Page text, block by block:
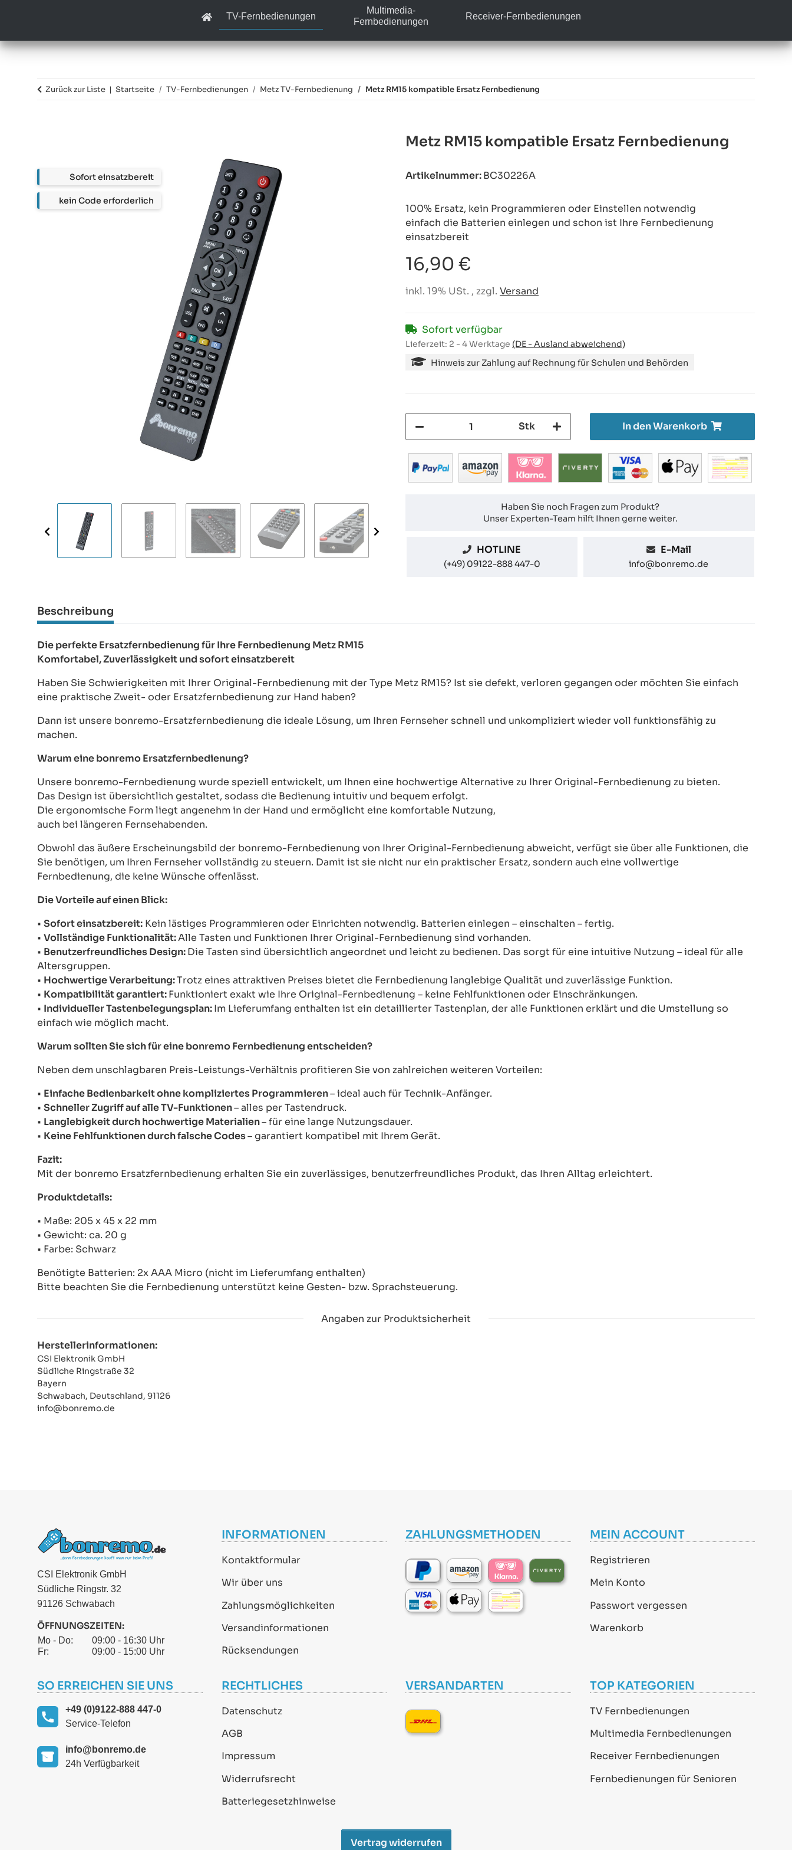
TV-Fernbedienungen
Multimedia-
Fernbedienungen
Receiver-Fernbedienungen
Zurück zur Liste Startseite TV-Fernbedienungen Metz TV-Fernbedienung Metz RM15 kompatible Ersatz Fernbedienung
Metz RM15 kompatible Ersatz Fernbedienung
Artikelnummer:BC30226A
100% Ersatz, kein Programmieren oder Einstellen notwendig
einfach die Batterien einlegen und schon ist Ihre Fernbedienung
einsatzbereit
16,90 €
inkl. 19% USt. , zzgl. Versand
Sofort verfügbar
Lieferzeit: 2 - 4 Werktage (DE - Ausland abweichend)
Hinweis zur Zahlung auf Rechnung für Schulen und Behörden
Stk In den Warenkorb
Haben Sie noch Fragen zum Produkt?
Unser Experten-Team hilft Ihnen gerne weiter.
HOTLINE
(+49) 09122-888 447-0
E-Mail
info@bonremo.de
Beschreibung
Die perfekte Ersatzfernbedienung für Ihre Fernbedienung Metz RM15
Komfortabel, Zuverlässigkeit und sofort einsatzbereit
Haben Sie Schwierigkeiten mit Ihrer Original-Fernbedienung mit der Type Metz RM15? Ist sie defekt, verloren gegangen oder möchten Sie einfach
eine praktische Zweit- oder Ersatzfernbedienung zur Hand haben?
Dann ist unsere bonremo-Ersatzfernbedienung die ideale Lösung, um Ihren Fernseher schnell und unkompliziert wieder voll funktionsfähig zu
machen.
Warum eine bonremo Ersatzfernbedienung?
Unsere bonremo-Fernbedienung wurde speziell entwickelt, um Ihnen eine hochwertige Alternative zu Ihrer Original-Fernbedienung zu bieten.
Das Design ist übersichtlich gestaltet, sodass die Bedienung intuitiv und bequem erfolgt.
Die ergonomische Form liegt angenehm in der Hand und ermöglicht eine komfortable Nutzung,
auch bei längeren Fernsehabenden.
Obwohl das äußere Erscheinungsbild der bonremo-Fernbedienung von Ihrer Original-Fernbedienung abweicht, verfügt sie über alle Funktionen, die
Sie benötigen, um Ihren Fernseher vollständig zu steuern. Damit ist sie nicht nur ein praktischer Ersatz, sondern auch eine vollwertige
Fernbedienung, die keine Wünsche offenlässt.
Die Vorteile auf einen Blick:
• Sofort einsatzbereit: Kein lästiges Programmieren oder Einrichten notwendig. Batterien einlegen – einschalten – fertig.
• Vollständige Funktionalität:Alle Tasten und Funktionen Ihrer Original-Fernbedienung sind vorhanden.
• Benutzerfreundliches Design:Die Tasten sind übersichtlich angeordnet und leicht zu bedienen. Das sorgt für eine intuitive Nutzung – ideal für alle
Altersgruppen.
• Hochwertige Verarbeitung:Trotz eines attraktiven Preises bietet die Fernbedienung langlebige Qualität und zuverlässige Funktion.
• Kompatibilität garantiert:Funktioniert exakt wie Ihre Original-Fernbedienung – keine Fehlfunktionen oder Einschränkungen.
• Individueller Tastenbelegungsplan:Im Lieferumfang enthalten ist ein detaillierter Tastenplan, der alle Funktionen erklärt und die Umstellung so
einfach wie möglich macht.
Warum sollten Sie sich für eine bonremo Fernbedienung entscheiden?
Neben dem unschlagbaren Preis-Leistungs-Verhältnis profitieren Sie von zahlreichen weiteren Vorteilen:
• Einfache Bedienbarkeit ohne kompliziertes Programmieren– ideal auch für Technik-Anfänger.
• Schneller Zugriff auf alle TV-Funktionen– alles per Tastendruck.
• Langlebigkeit durch hochwertige Materialien– für eine lange Nutzungsdauer.
• Keine Fehlfunktionen durch falsche Codes– garantiert kompatibel mit Ihrem Gerät.
Fazit:
Mit der bonremo Ersatzfernbedienung erhalten Sie ein zuverlässiges, benutzerfreundliches Produkt, das Ihren Alltag erleichtert.
Produktdetails:
• Maße: 205 x 45 x 22 mm
• Gewicht: ca. 20 g
• Farbe: Schwarz
Benötigte Batterien: 2x AAA Micro (nicht im Lieferumfang enthalten)
Bitte beachten Sie die Fernbedienung unterstützt keine Gesten- bzw. Sprachsteuerung.
Angaben zur Produktsicherheit
Herstellerinformationen:
CSI Elektronik GmbH
Südliche Ringstraße 32
Bayern
Schwabach, Deutschland, 91126
info@bonremo.de
CSI Elektronik GmbH
Südliche Ringstr. 32
91126 Schwabach
ÖFFNUNGSZEITEN:
Mo - Do:
09:00 - 16:30 Uhr
Fr:
09:00 - 15:00 Uhr
INFORMATIONEN
Kontaktformular
Wir über uns
Zahlungsmöglichkeiten
Versandinformationen
Rücksendungen
ZAHLUNGSMETHODEN MEIN ACCOUNT
Registrieren
Mein Konto
Passwort vergessen
Warenkorb
SO ERREICHEN SIE UNS
+49 (0)9122-888 447-0
Service-Telefon
info@bonremo.de
24h Verfügbarkeit
RECHTLICHES
Datenschutz
AGB
Impressum
Widerrufsrecht
Batteriegesetzhinweise
VERSANDARTEN TOP KATEGORIEN
TV Fernbedienungen
Multimedia Fernbedienungen
Receiver Fernbedienungen
Fernbedienungen für Senioren
Vertrag widerrufen